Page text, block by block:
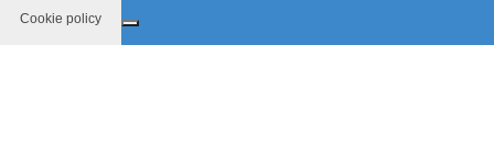
Cookie policy